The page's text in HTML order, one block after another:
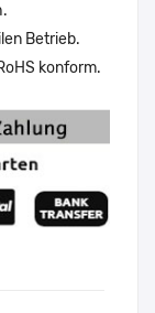
Betrieb.
konform.